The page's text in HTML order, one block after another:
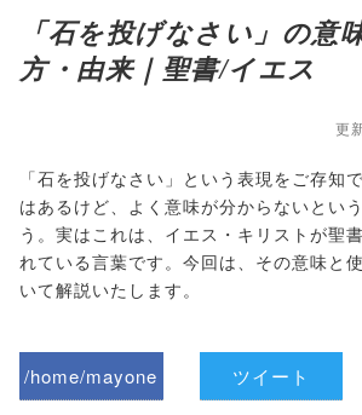
「石を投げなさい」の意
方・由来｜聖書/イエス
更
「石を投げなさい」という表現をご存知
はあるけど、よく意味が分からないとい
う。実はこれは、イエス・キリストが聖
れている言葉です。今回は、その意味と
いて解説いたします。
/home/mayone
ツイート